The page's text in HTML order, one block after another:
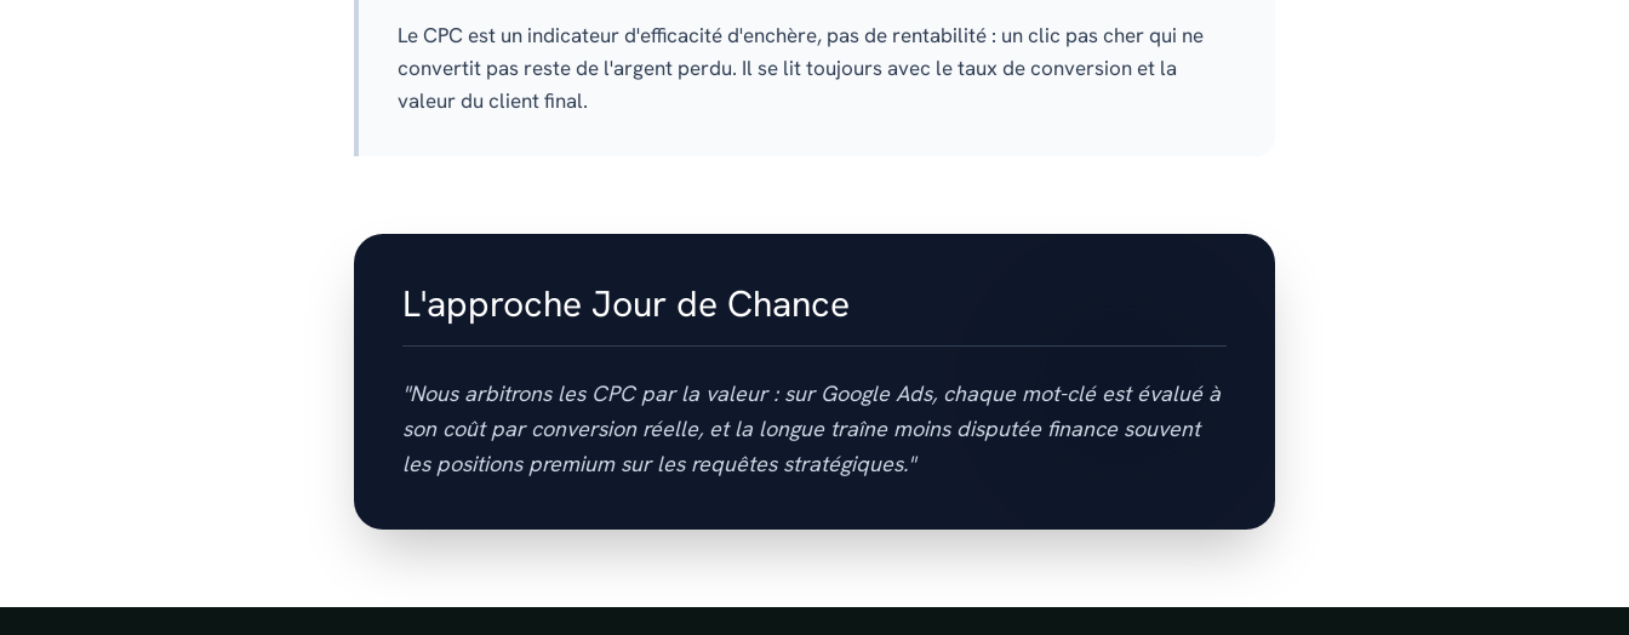
Le CPC est un indicateur d'efficacité d'enchère, pas de rentabilité : un clic pas cher qui ne
convertit pas reste de l'argent perdu. Il se lit toujours avec le taux de conversion et la
valeur du client final.
L'approche Jour de Chance
"Nous arbitrons les CPC par la valeur : sur Google Ads, chaque mot-clé est évalué à
son coût par conversion réelle, et la longue traîne moins disputée finance souvent
les positions premium sur les requêtes stratégiques."